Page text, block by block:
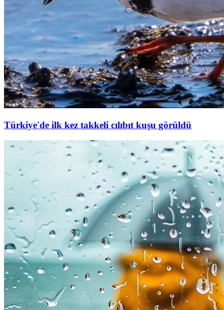
Türkiye'de ilk kez takkeli cılıbıt kuşu görüldü